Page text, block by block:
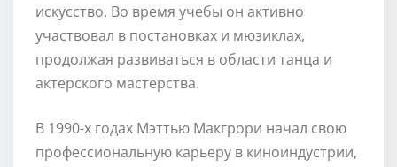
искусство. Во время учебы он активно
участвовал в постановках и мюзиклах,
продолжая развиваться в области танца и
актерского мастерства.
В 1990-х годах Мэттью Макгрори начал свою
профессиональную карьеру в киноиндустрии,